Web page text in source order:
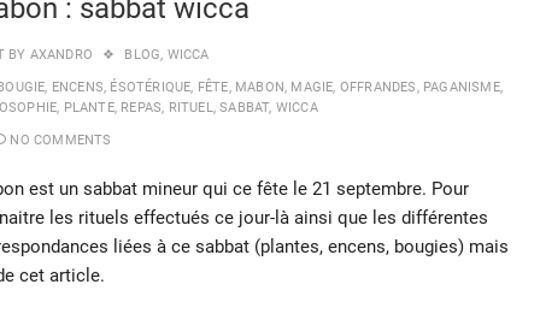
: sabbat wicca
BY AXANDRO BLOG, WICCA
, ENCENS, ÉSOTÉRIQUE, FÊTE, MABON, MAGIE, OFFRANDES, PAGANISME,
, PLANTE, REPAS, RITUEL,SABBAT, WICCA
NO COMMENTS
est un sabbat mineur qui ce fête le 21 septembre. Pour
les rituels effectués ce jour-là ainsi que les différentes
liées à ce sabbat (plantes, encens, bougies) mais
cet article.